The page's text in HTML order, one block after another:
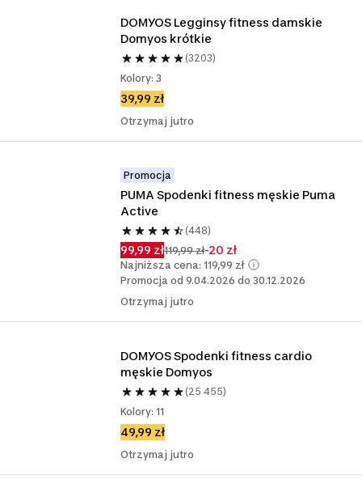
DOMYOS Legginsy fitness damskie
Domyos krótkie
(3203)
Kolory: 3
39,99 zł
Otrzymaj jutro
Promocja
PUMA Spodenki fitness męskie Puma
Active
(448)
99,99 zł119,99 zł-20 zł
Najniższa cena: 119,99 zł
Promocja od 9.04.2026 do 30.12.2026
Otrzymaj jutro
DOMYOS Spodenki fitness cardio
męskie Domyos
(25 455)
Kolory: 11
49,99 zł
Otrzymaj jutro